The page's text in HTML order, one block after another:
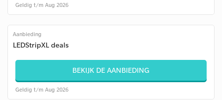
Geldig t/m Aug 2026
Aanbieding
LEDStripXL deals
BEKIJK DE AANBIEDING
Geldig t/m Aug 2026